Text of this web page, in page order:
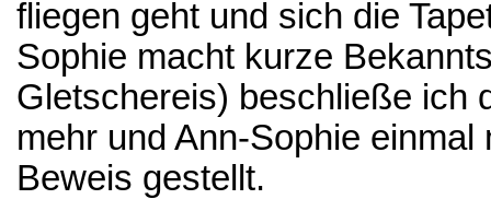
fliegen geht und sich die
Sophie macht kurze
Gletschereis) beschließe ich
mehr und Ann-Sophie
Beweis gestellt.